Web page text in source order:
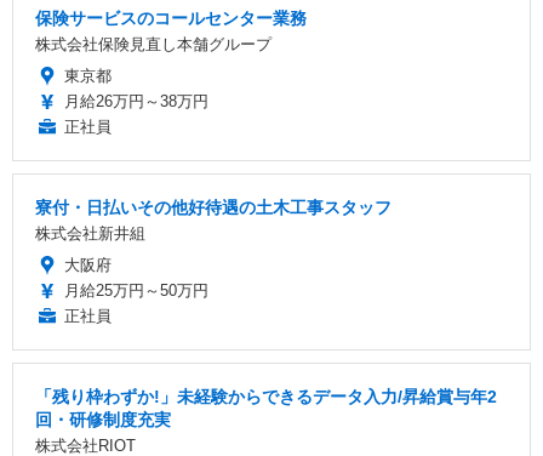
保険サービスのコールセンター業務
株式会社保険見直し本舗グループ
東京都
月給26万円～38万円
正社員
寮付・日払いその他好待遇の土木工事スタッフ
株式会社新井組
大阪府
月給25万円～50万円
正社員
「残り枠わずか!」未経験からできるデータ入力/昇給賞与年2
回・研修制度充実
株式会社RIOT